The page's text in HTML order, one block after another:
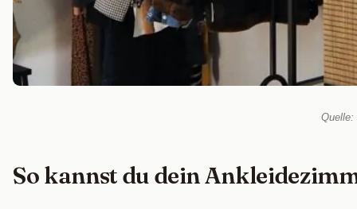
Quelle:
So kannst du dein